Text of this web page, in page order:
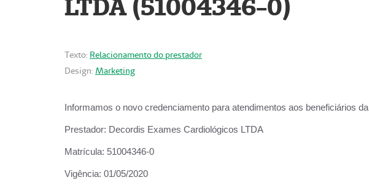
LTDA (51004346-0)
Texto: Relacionamento do prestador
Design: Marketing
Informamos o novo credenciamento para atendimentos aos beneficiários da
Prestador: Decordis Exames Cardiológicos LTDA
Matrícula: 51004346-0
Vigência: 01/05/2020